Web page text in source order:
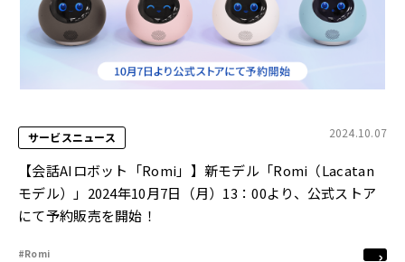
サービスニュース 2024.10.07
【会話AIロボット「Romi」】新モデル「Romi（Lacatan
モデル）」2024年10月7日（月）13：00より、公式ストア
にて予約販売を開始！
#Romi